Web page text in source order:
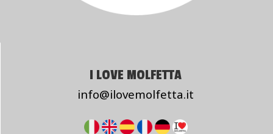
I LOVE MOLFETTA
info@ilovemolfetta.it